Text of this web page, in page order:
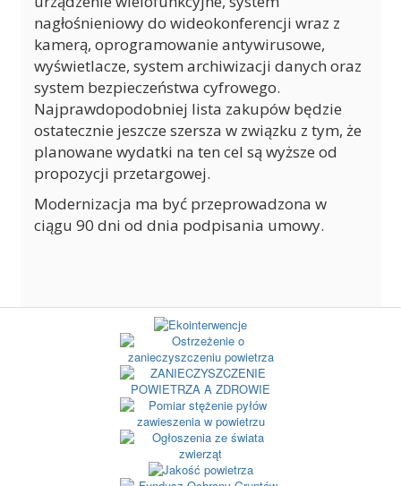
nagłośnieniowy do wideokonferencji wraz z
kamerą, oprogramowanie antywirusowe,
wyświetlacze, system archiwizacji danych oraz
system bezpieczeństwa cyfrowego.
Najprawdopodobniej lista zakupów będzie
ostatecznie jeszcze szersza w związku z tym, że
planowane wydatki na ten cel są wyższe od
propozycji przetargowej.
Modernizacja ma być przeprowadzona w
ciągu 90 dni od dnia podpisania umowy.